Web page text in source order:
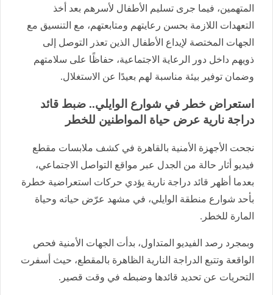
المتهمين، فيما جرى تسليم الأطفال لأسرهم بعد أخذ
التعهدات اللازمة بحسن رعايتهم ومتابعتهم، مع التنسيق مع
الجهات المختصة لإيداع الأطفال الذين تعذر التوصل إلى
ذويهم داخل دور الرعاية الاجتماعية، حفاظًا على سلامتهم
وضمان توفير بيئة مناسبة لهم بعيدًا عن الاستغلال.
استعراض خطر في شوارع الوايلي.. ضبط قائد
دراجة نارية عرض حياة المواطنين للخطر
نجحت الأجهزة الأمنية بالقاهرة في كشف ملابسات مقطع
فيديو أثار حالة من الجدل عبر مواقع التواصل الاجتماعي،
بعدما أظهر قائد دراجة نارية يؤدي حركات استعراضية خطرة
بأحد شوارع منطقة الوايلي، في مشهد عرّض حياته وحياة
المارة للخطر.
وبمجرد رصد الفيديو المتداول، بدأت الجهات الأمنية فحص
الواقعة وتتبع الدراجة النارية الظاهرة بالمقطع، حيث أسفرت
التحريات عن تحديد قائدها وضبطه في وقت قصير.